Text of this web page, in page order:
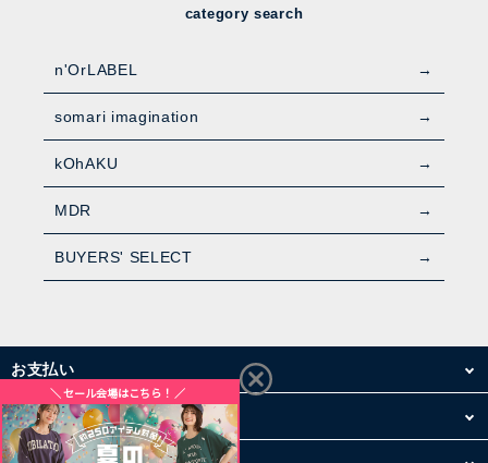
category search
n'OrLABEL
somari imagination
kOhAKU
MDR
BUYERS' SELECT
お支払い
配送・送料